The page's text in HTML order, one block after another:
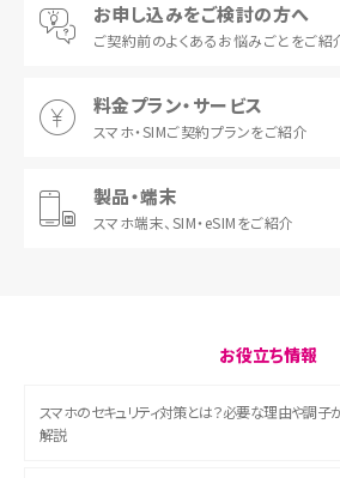
お申し込みをご検討の方へ
ご契約前のよくあるお悩みごとをご紹
料金プラン・サービス
スマホ・SIMご契約プランをご紹介
製品・端末
スマホ端末、 SIM・eSIMをご紹介
お役立ち情報
スマホのセキュリティ対策とは？必要な理由や調
解説